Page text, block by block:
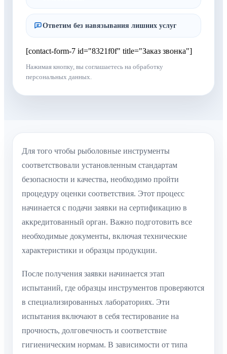
Ответим без навязывания лишних услуг
[contact-form-7 id="8321f0f" title="Заказ звонка"]
Нажимая кнопку, вы соглашаетесь на обработку
персональных данных.
Для того чтобы рыболовные инструменты
соответствовали установленным стандартам
безопасности и качества, необходимо пройти
процедуру оценки соответствия. Этот процесс
начинается с подачи заявки на сертификацию в
аккредитованный орган. Важно подготовить все
необходимые документы, включая технические
характеристики и образцы продукции.
После получения заявки начинается этап
испытаний, где образцы инструментов проверяются
в специализированных лабораториях. Эти
испытания включают в себя тестирование на
прочность, долговечность и соответствие
гигиеническим нормам. В зависимости от типа